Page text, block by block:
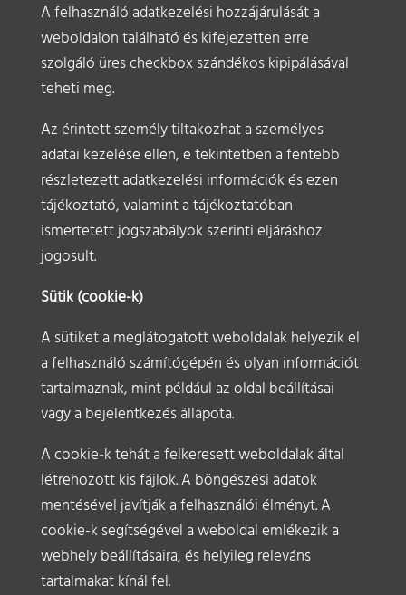
A felhasználó adatkezelési hozzájárulását a
weboldalon található és kifejezetten erre
szolgáló üres checkbox szándékos kipipálásával
teheti meg.
Az érintett személy tiltakozhat a személyes
adatai kezelése ellen, e tekintetben a fentebb
részletezett adatkezelési információk és ezen
tájékoztató, valamint a tájékoztatóban
ismertetett jogszabályok szerinti eljáráshoz
jogosult.
Sütik (cookie-k)
A sütiket a meglátogatott weboldalak helyezik el
a felhasználó számítógépén és olyan információt
tartalmaznak, mint például az oldal beállításai
vagy a bejelentkezés állapota.
A cookie-k tehát a felkeresett weboldalak által
létrehozott kis fájlok. A böngészési adatok
mentésével javítják a felhasználói élményt. A
cookie-k segítségével a weboldal emlékezik a
webhely beállításaira, és helyileg releváns
tartalmakat kínál fel.